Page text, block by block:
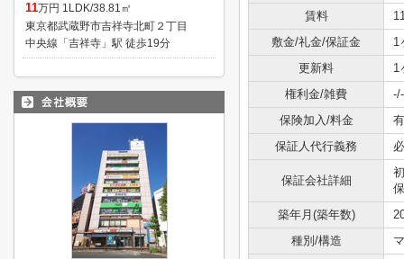
賃料
敷金/礼金/保証金
1
更新料
1
権利金/雑費
-/-
保険加入/料金
保証人代行義務
保証会社詳細
築年月(築年数)
種別/構造
11万円 1LDK/38.81㎡
東京都武蔵野市吉祥寺北町２丁目
中央線「吉祥寺」駅 徒歩19分